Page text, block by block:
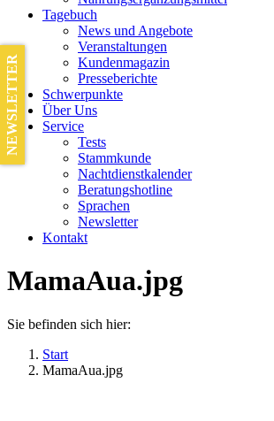
Tagebuch
News und Angebote
Veranstaltungen
Kundenmagazin
Presseberichte
Schwerpunkte
Über Uns
Service
Tests
Stammkunde
Nachtdienstkalender
Beratungshotline
Sprachen
Newsletter
Kontakt
MamaAua.jpg
Sie befinden sich hier:
Start
MamaAua.jpg
NEWSLETTER